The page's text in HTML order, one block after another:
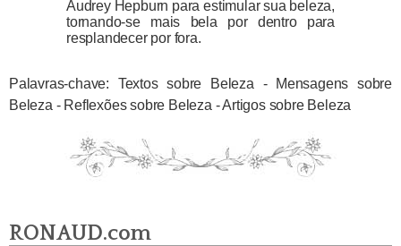
Audrey Hepburn para estimular sua beleza,
tornando-se mais bela por dentro para
resplandecer por fora.
Palavras-chave: Textos sobre Beleza - Mensagens sobre
Beleza - Reflexões sobre Beleza - Artigos sobre Beleza
RONAUD.com